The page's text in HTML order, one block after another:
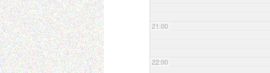
21:00
22:00